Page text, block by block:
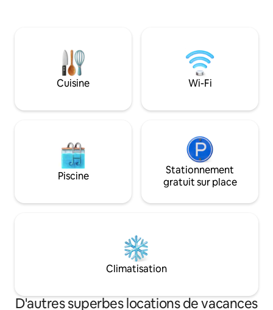
à 2 autoroutes principales 🎨 Décoration
artistique et unique Escapade de type
complexe hôtelier à Phoenix (envoi
postal à Glendale) – parfaite pour les
vacances
l'exploration des
et de Scottsdale
cette retraite
Cuisine Wi-Fi
Piscine
Stationnement
gratuit sur place
Climatisation
D'autres superbes locations de vacances